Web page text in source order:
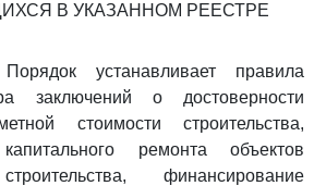
В УКАЗАННОМ РЕЕСТРЕ
устанавливает правила
заключений о достоверности
стоимости строительства,
капитального ремонта объектов
финансирование